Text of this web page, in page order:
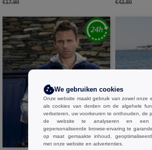
€17.90 €42.80
W1
We gebruiken cookies
Onze website maakt gebruik van zowel onze
als cookies van derden om de algehele
verbeteren, uw voorkeuren te onthouden, de
de website te analyseren en
gepersonaliseerde browse-ervaring te
op maat gemaakte inhoud,
met onze website en advertenties.